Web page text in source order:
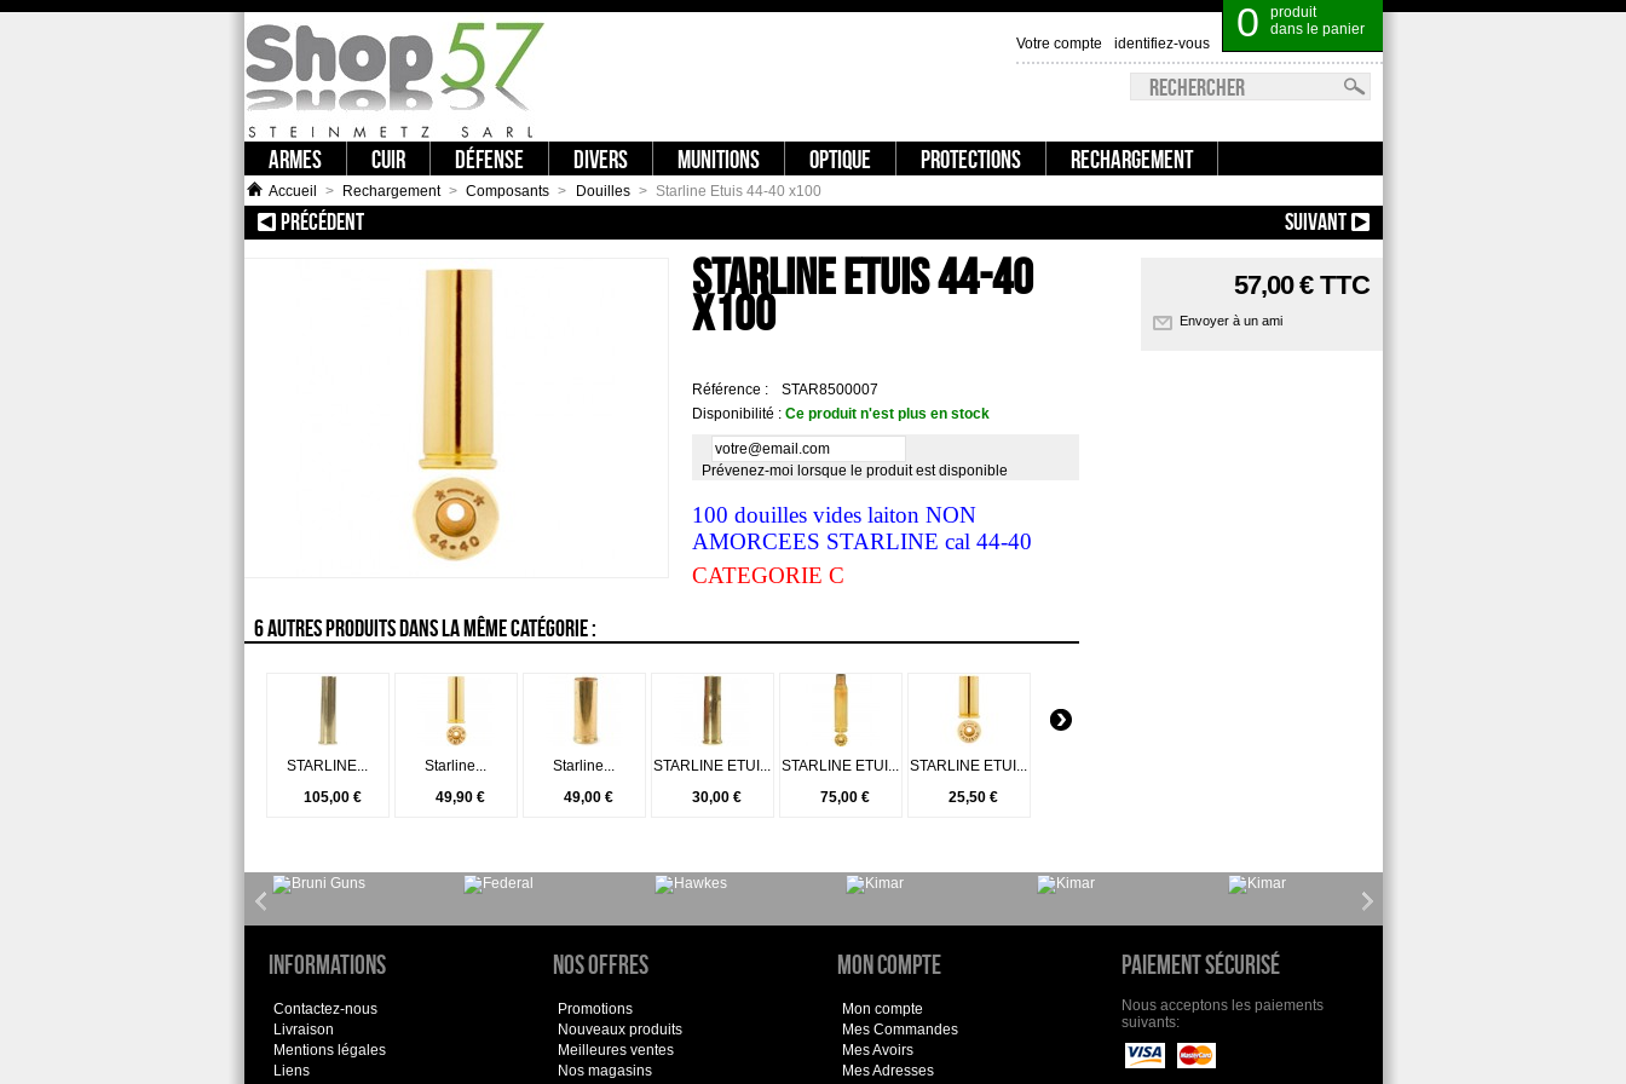
0
produit
dans le panier
identifiez-vous
Votre compte
ARMES CUIR DÉFENSE DIVERS MUNITIONS OPTIQUE PROTECTIONS RECHARGEMENT
Accueil > Rechargement > Composants > Douilles > Starline Etuis 44-40 x100
PRÉCÉDENT:: STARLINE ETUIS 44 REM MAG X100 SUIVANT
STARLINE ETUIS 44-40
X100
Référence :
STAR8500007
Disponibilité : Ce produit n'est plus en stock
Prévenez-moi lorsque le produit est disponible
100 douilles vides laiton NON
AMORCEES STARLINE cal 44-40
CATEGORIE C
6 AUTRES PRODUITS DANS LA MÊME CATÉGORIE :
STARLINE...
105,00 €
Starline...
49,90 €
Starline...
49,00 €
STARLINE ETUI...
30,00 €
STARLINE ETUI...
75,00 €
STARLINE ETUI...
25,50 €
57,00 €TTC
Envoyer à un ami
Informations
Contactez-nous
Livraison
Mentions légales
Liens
Nos offres
Promotions
Nouveaux produits
Meilleures ventes
Nos magasins
Mon compte
Mon compte
Mes Commandes
Mes Avoirs
Mes Adresses
Paiement sécurisé
Nous acceptons les paiements
suivants: